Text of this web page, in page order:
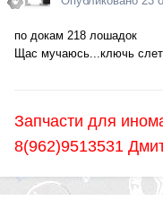
по докам 218 лошадок
Щас мучаюсь...ключь
Запчасти для
8(962)9513531